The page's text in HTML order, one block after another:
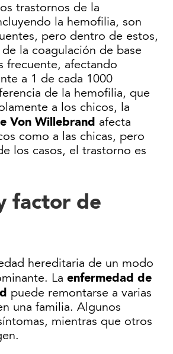
trastornos de la
la hemofilia, son
pero dentro de estos,
la coagulación de base
frecuente, afectando
a 1 de cada 1000
de la hemofilia, que
a los chicos, la
Von Willebrand afecta
como a las chicas, pero
los casos, el trastorno es
factor de
hereditaria de un modo
La enfermedad de
puede remontarse a varias
una familia. Algunos
mientras que otros